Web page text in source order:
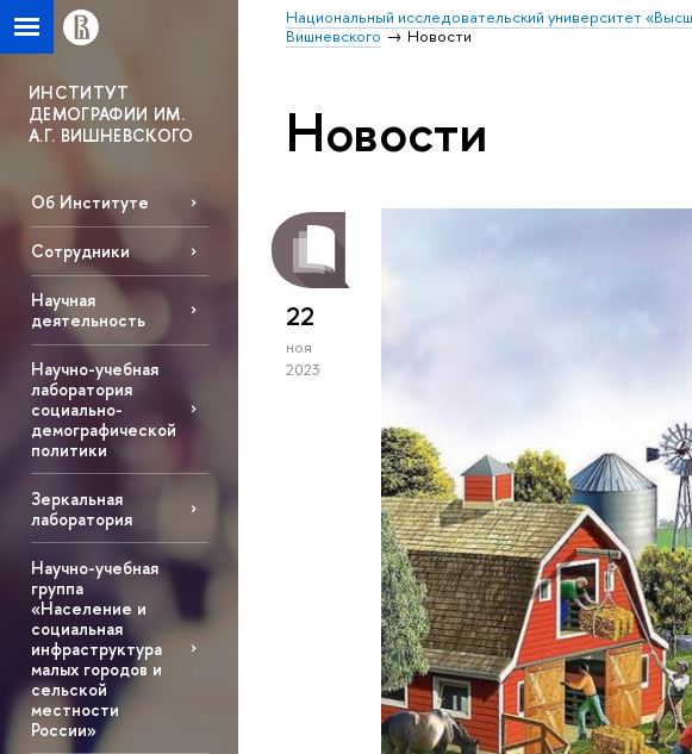
Национальный исследовательский университет
Вишневского
Новости
ИНСТИТУТ
ДЕМОГРАФИИ ИМ.
А.Г. ВИШНЕВСКОГО
Об Институте
Сотрудники
Научная
деятельность
Научно-учебная
лаборатория
социально-
демографической
политики
Зеркальная
лаборатория
Научно-учебная
группа
«Население и
социальная
инфраструктура
малых городов и
сельской
местности
России»
Новости
22
ноя
2023